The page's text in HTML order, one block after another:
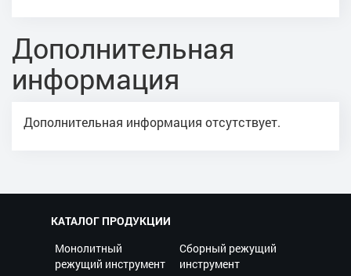
Дополнительная
информация
Дополнительная информация отсутствует.
КАТАЛОГ ПРОДУКЦИИ
Монолитный
режущий инструмент
Сборный режущий
инструмент